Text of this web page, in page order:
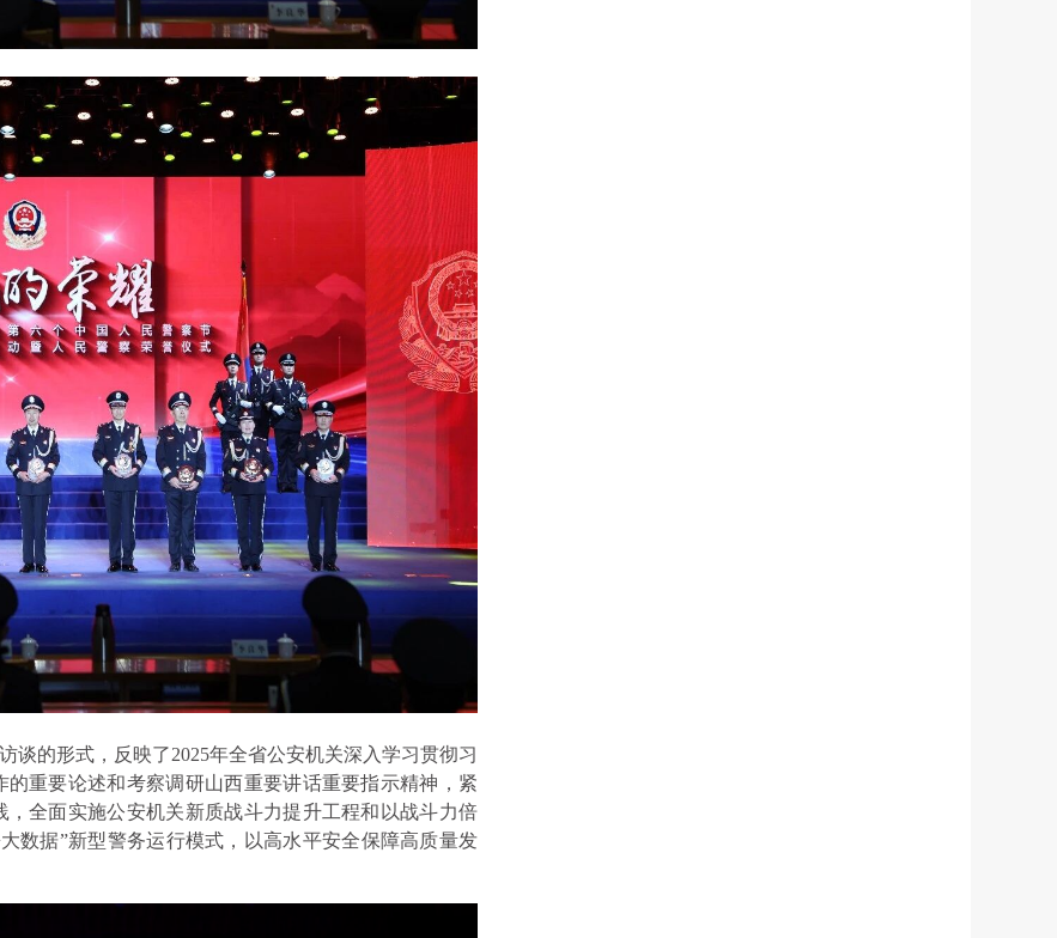
谈的形式，反映了2025年全省公安机关深入学习贯彻习
重要论述和考察调研山西重要讲话重要指示精神，紧
全面实施公安机关新质战斗力提升工程和以战斗力倍
数据”新型警务运行模式，以高水平安全保障高质量发